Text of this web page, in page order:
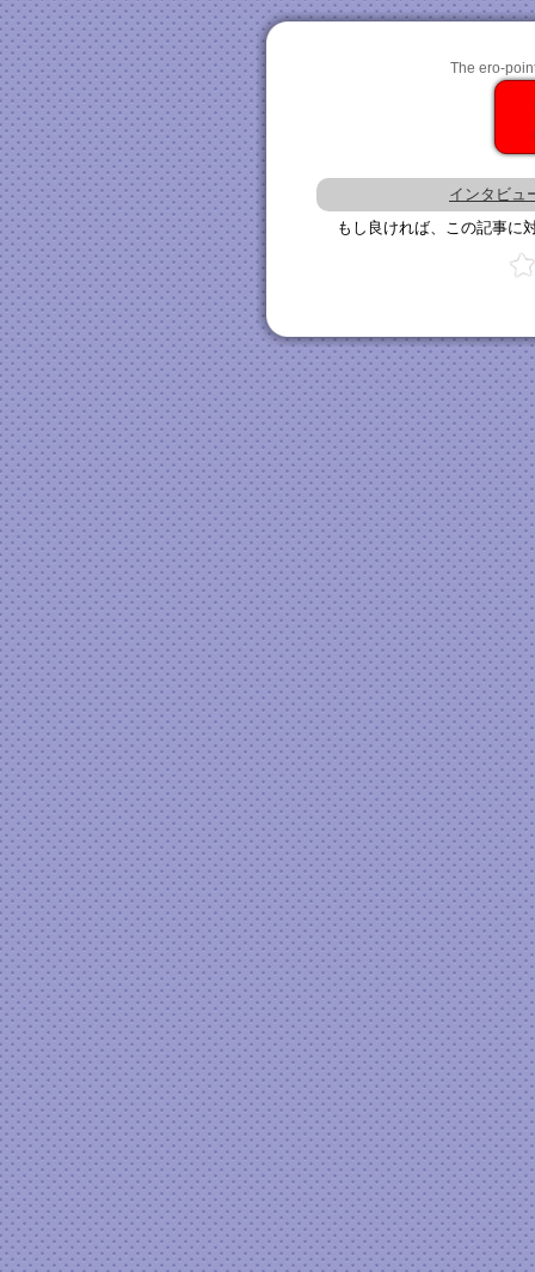
The ero-
インタビュ
もし良ければ、この記事に